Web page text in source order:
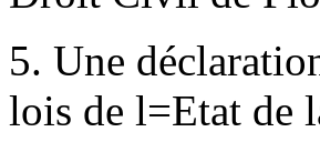
5. Une
lois de l=Etat de